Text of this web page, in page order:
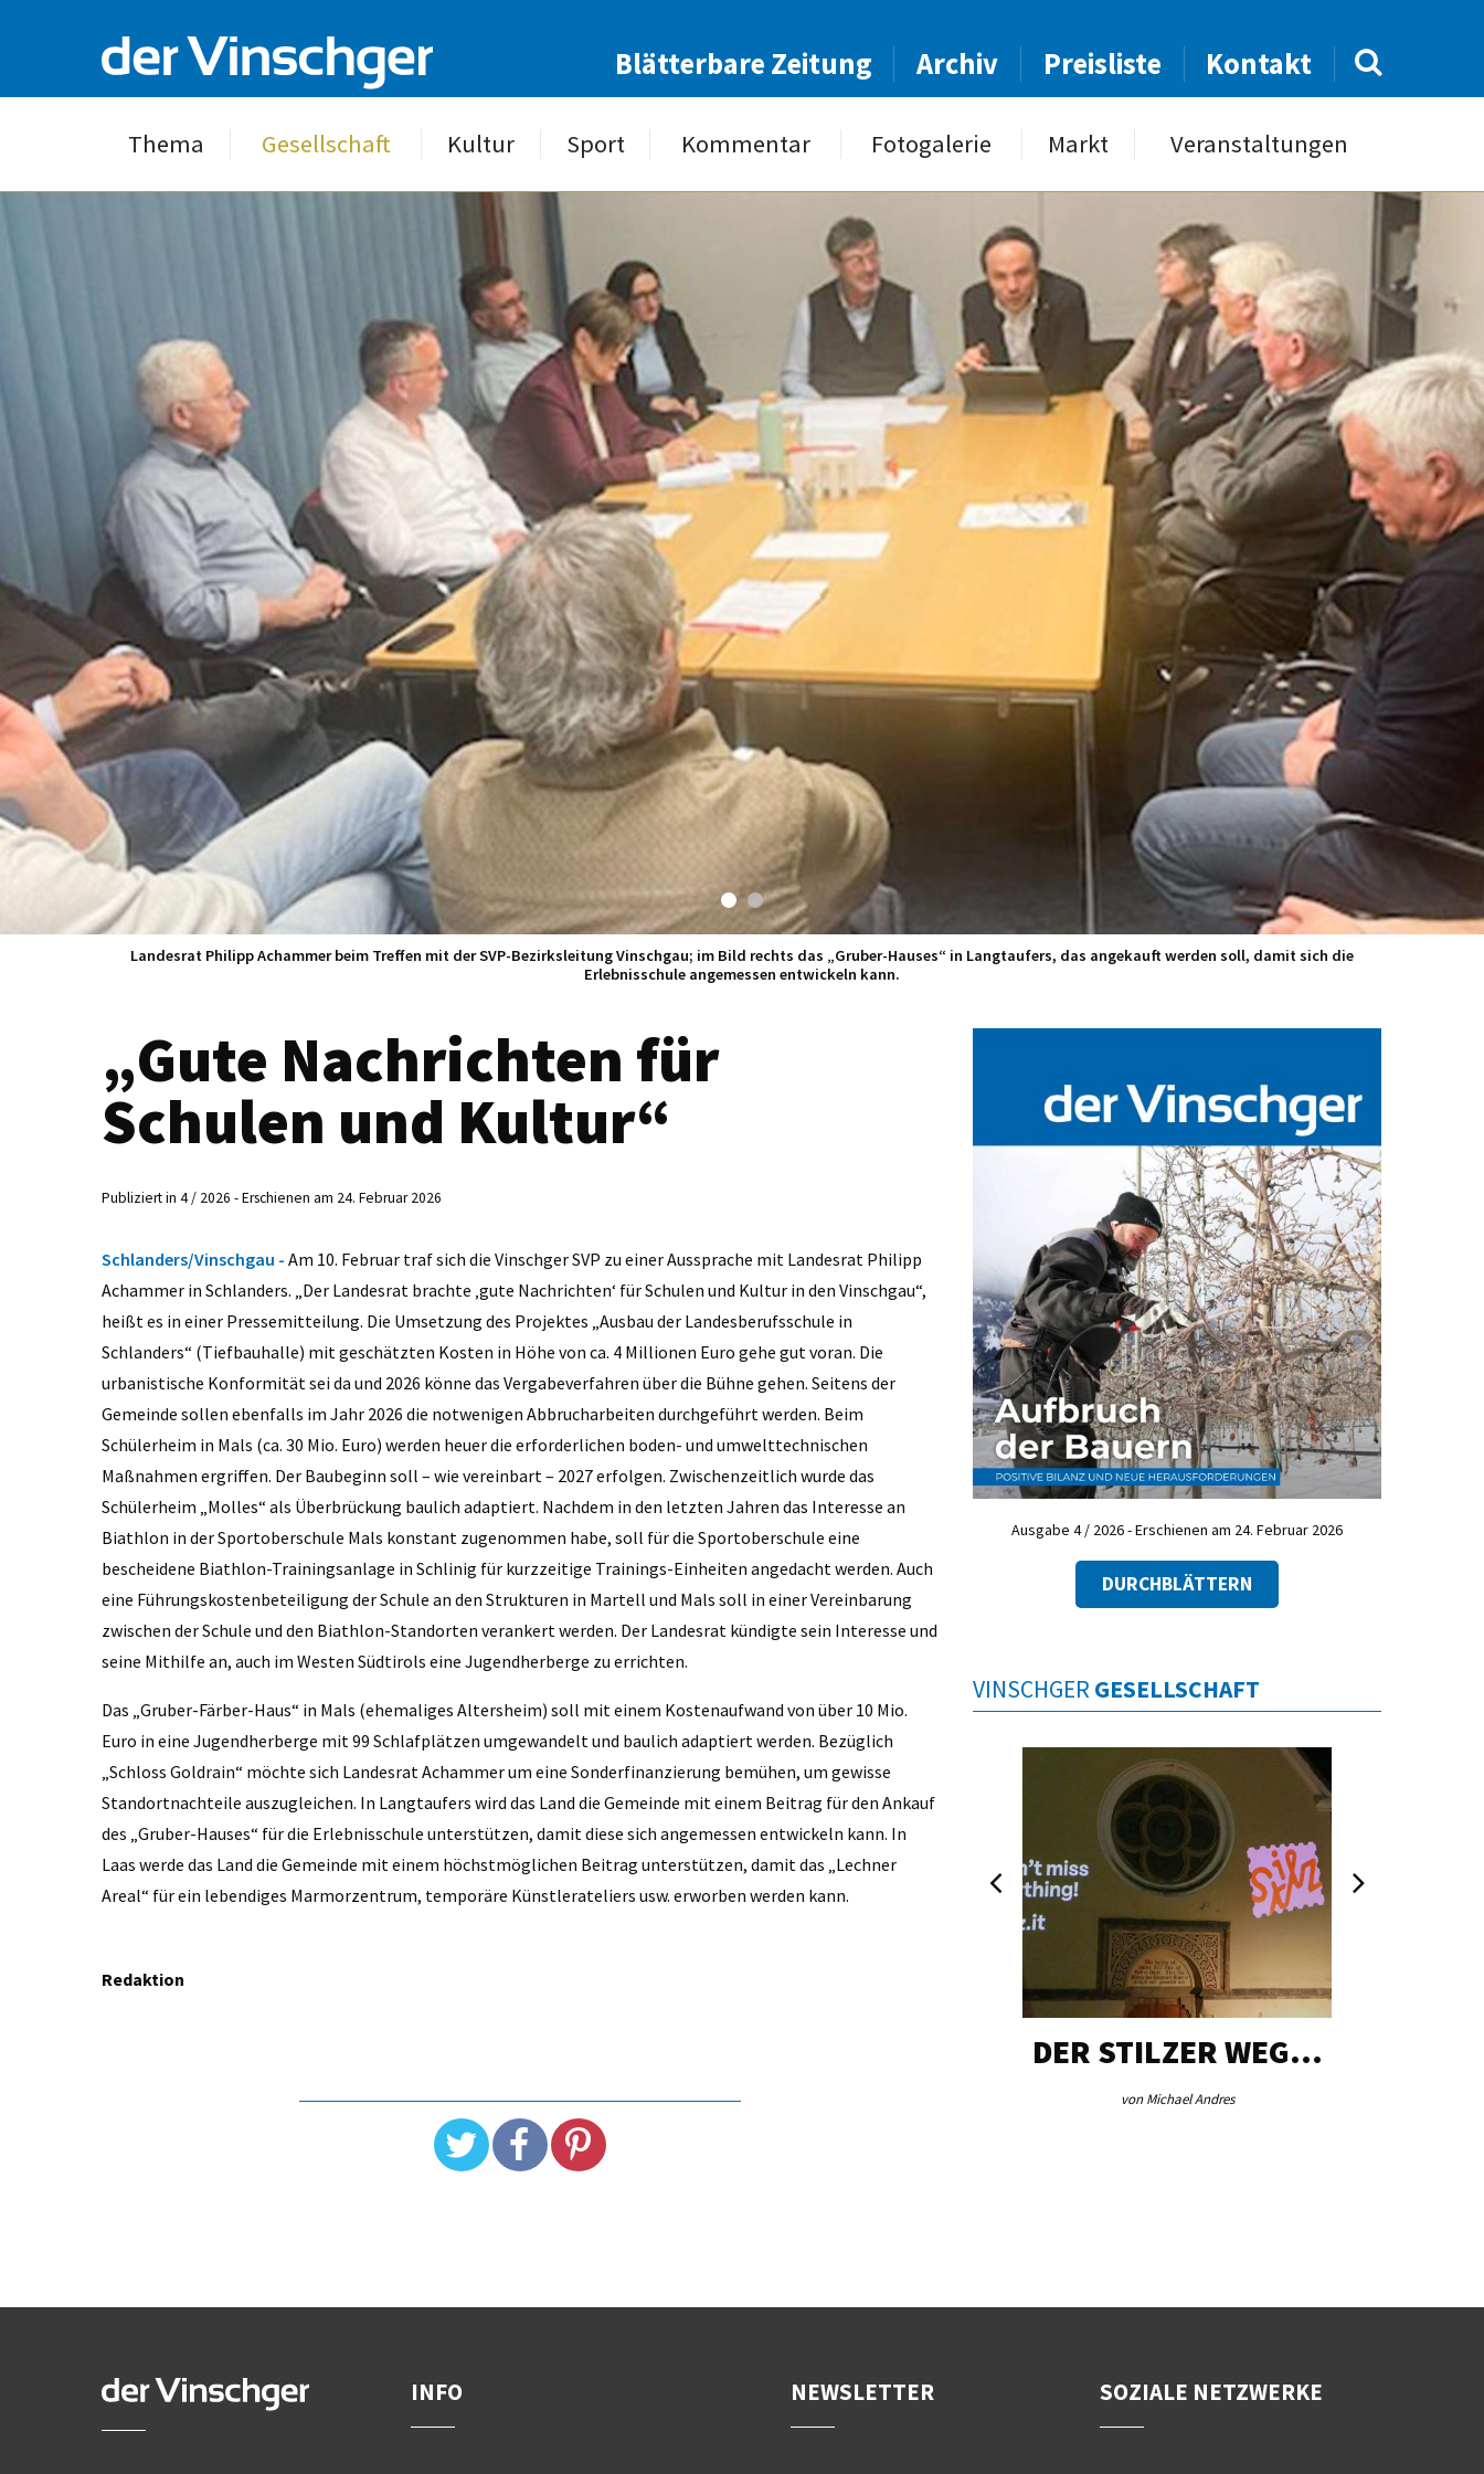
Blätterbare Zeitung Archiv Preisliste Kontakt
Thema Gesellschaft Kultur Sport Kommentar Fotogalerie Markt Veranstaltungen
Landesrat Philipp Achammer beim Treffen mit der SVP-Bezirksleitung Vinschgau; im Bild rechts das „Gruber-Hauses“ in Langtaufers, das angekauft werden soll, damit sich die
Erlebnisschule angemessen entwickeln kann.
„Gute Nachrichten für
Schulen und Kultur“
Publiziert in 4 / 2026 - Erschienen am 24. Februar 2026
Schlanders/Vinschgau - Am 10. Februar traf sich die Vinschger SVP zu einer Aussprache mit Landesrat Philipp
Achammer in Schlanders. „Der Landesrat brachte ‚gute Nachrichten‘ für Schulen und Kultur in den Vinschgau“,
heißt es in einer Pressemitteilung. Die Umsetzung des Projektes „Ausbau der Landesberufsschule in
Schlanders“ (Tiefbauhalle) mit geschätzten Kosten in Höhe von ca. 4 Millionen Euro gehe gut voran. Die
urbanistische Konformität sei da und 2026 könne das Vergabeverfahren über die Bühne gehen. Seitens der
Gemeinde sollen ebenfalls im Jahr 2026 die notwenigen Abbrucharbeiten durchgeführt werden. Beim
Schülerheim in Mals (ca. 30 Mio. Euro) werden heuer die erforderlichen boden- und umwelttechnischen
Maßnahmen ergriffen. Der Baubeginn soll – wie vereinbart – 2027 erfolgen. Zwischenzeitlich wurde das
Schülerheim „Molles“ als Überbrückung baulich adaptiert. Nachdem in den letzten Jahren das Interesse an
Biathlon in der Sportoberschule Mals konstant zugenommen habe, soll für die Sportoberschule eine
bescheidene Biathlon-Trainingsanlage in Schlinig für kurzzeitige Trainings-Einheiten angedacht werden. Auch
eine Führungskostenbeteiligung der Schule an den Strukturen in Martell und Mals soll in einer Vereinbarung
zwischen der Schule und den Biathlon-Standorten verankert werden. Der Landesrat kündigte sein Interesse und
seine Mithilfe an, auch im Westen Südtirols eine Jugendherberge zu errichten.
Das „Gruber-Färber-Haus“ in Mals (ehemaliges Altersheim) soll mit einem Kostenaufwand von über 10 Mio.
Euro in eine Jugendherberge mit 99 Schlafplätzen umgewandelt und baulich adaptiert werden. Bezüglich
„Schloss Goldrain“ möchte sich Landesrat Achammer um eine Sonderfinanzierung bemühen, um gewisse
Standortnachteile auszugleichen. In Langtaufers wird das Land die Gemeinde mit einem Beitrag für den Ankauf
des „Gruber-Hauses“ für die Erlebnisschule unterstützen, damit diese sich angemessen entwickeln kann. In
Laas werde das Land die Gemeinde mit einem höchstmöglichen Beitrag unterstützen, damit das „Lechner
Areal“ für ein lebendiges Marmorzentrum, temporäre Künstlerateliers usw. erworben werden kann.
Redaktion
Ausgabe 4 / 2026 - Erschienen am 24. Februar 2026
DURCHBLÄTTERN
VINSCHGER GESELLSCHAFT
DER STILZER WEG…
von Michael Andres
INFO NEWSLETTER SOZIALE NETZWERKE